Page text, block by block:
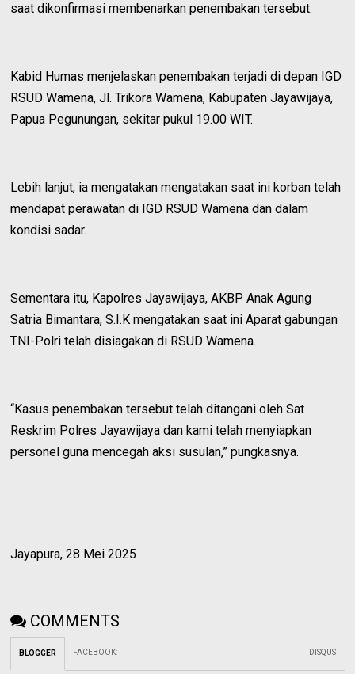
saat dikonfirmasi membenarkan penembakan tersebut.
Kabid Humas menjelaskan penembakan terjadi di depan IGD
RSUD Wamena, Jl. Trikora Wamena, Kabupaten Jayawijaya,
Papua Pegunungan, sekitar pukul 19.00 WIT.
Lebih lanjut, ia mengatakan mengatakan saat ini korban telah
mendapat perawatan di IGD RSUD Wamena dan dalam
kondisi sadar.
Sementara itu, Kapolres Jayawijaya, AKBP Anak Agung
Satria Bimantara, S.I.K mengatakan saat ini Aparat gabungan
TNI-Polri telah disiagakan di RSUD Wamena.
“Kasus penembakan tersebut telah ditangani oleh Sat
Reskrim Polres Jayawijaya dan kami telah menyiapkan
personel guna mencegah aksi susulan,” pungkasnya.
Jayapura, 28 Mei 2025
COMMENTS
BLOGGER FACEBOOK: DISQUS